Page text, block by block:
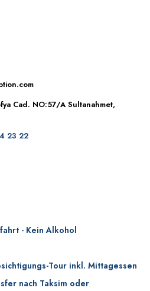
Cad. NO:57/A Sultanahmet,
23 22
- Kein Alkohol
Tour inkl. Mittagessen
nach Taksim oder